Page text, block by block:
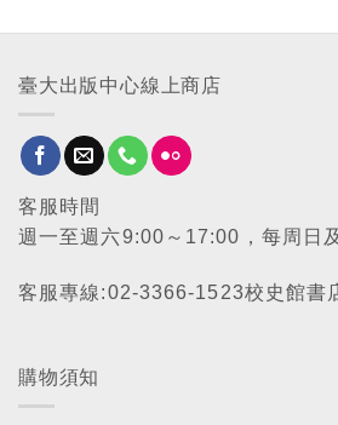
臺大出版中心線上商店
客服時間
週一至週六9:00～17:00，每周日
客服專線:02-3366-1523校史館書
購物須知